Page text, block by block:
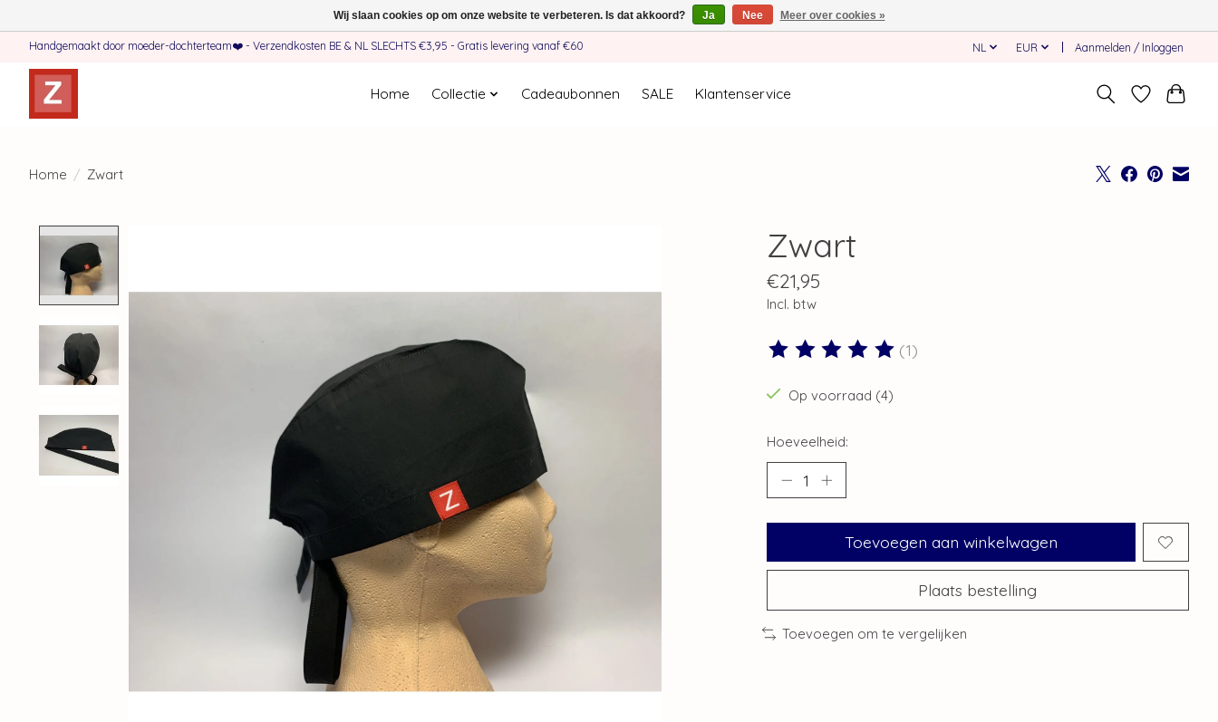
Handgemaakt door moeder-dochterteam❤️ - Verzendkosten BE & NL SLECHTS €3,95 - Gratis levering vanaf €60 NL EUR Aanmelden / Inloggen
Home Collectie Cadeaubonnen SALE Klantenservice
Home / Zwart
Zwart
€21,95
Incl. btw
De beoordeling van dit product is
(1)
Op voorraad (4)
Hoeveelheid:
Toevoegen aan winkelwagen
Plaats bestelling
Toevoegen om te vergelijken
Wij slaan cookies op om onze website te verbeteren. Is dat akkoord? Ja Nee Meer over cookies »